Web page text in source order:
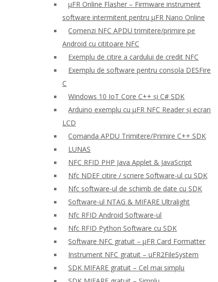
μFR Online Flasher – Firmware instrument
software intermitent pentru μFR Nano Online
Comenzi NFC APDU trimitere/primire pe
Android cu cititoare NFC
Exemplu de citire a cardului de credit NFC
Exemplu de software pentru consola DESFire
C
Windows 10 IoT Core C++ și C# SDK
Arduino exemplu cu μFR NFC Reader și ecran
LCD
Comanda APDU Trimitere/Primire C++ SDK
LUNAS
NFC RFID PHP Java Applet & JavaScript
Nfc NDEF citire / scriere Software-ul cu SDK
Nfc software-ul de schimb de date cu SDK
Software-ul NTAG & MIFARE Ultralight
Nfc RFID Android Software-ul
Nfc RFID Python Software cu SDK
Software NFC gratuit – μFR Card Formatter
Instrument NFC gratuit – uFR2FileSystem
SDK MIFARE gratuit – Cel mai simplu